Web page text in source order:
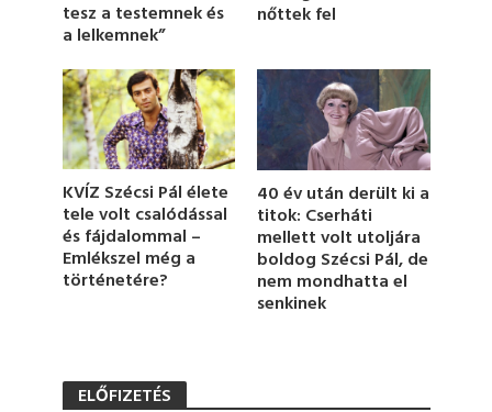
e
,
s
e
c
o
n
d
tesz a testemnek és
a lelkemnek”
nőttek fel
KVÍZ Szécsi Pál élete
tele volt csalódással
és fájdalommal –
Emlékszel még a
történetére?
40 év után derült ki a
titok: Cserháti
mellett volt utoljára
boldog Szécsi Pál, de
nem mondhatta el
senkinek
ELŐFIZETÉS